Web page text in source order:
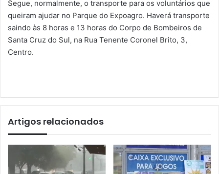
Segue, normalmente, o transporte para os voluntários que
queiram ajudar no Parque do Expoagro. Haverá transporte
saindo às 8 horas e 13 horas do Corpo de Bombeiros de
Santa Cruz do Sul, na Rua Tenente Coronel Brito, 3,
Centro.
Artigos relacionados